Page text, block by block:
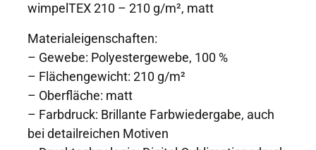
wimpelTEX 210 – 210 g/m², matt
Materialeigenschaften:
– Gewebe: Polyestergewebe, 100 %
– Flächengewicht: 210 g/m²
– Oberfläche: matt
– Farbdruck: Brillante Farbwiedergabe, auch
bei detailreichen Motiven